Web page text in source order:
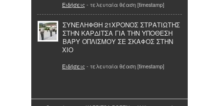
Ειδήσεις - τελευταία θέαση [timestamp]
ΣΥΝΕΛΗΦΘΗ 21ΧΡΟΝΟΣ ΣΤΡΑΤΙΩΤΗΣ
ΣΤΗΝ ΚΑΡΔΙΤΣΑ ΓΙΑ ΤΗΝ ΥΠΟΘΕΣΗ
ΒΑΡΥ ΟΠΛΙΣΜΟΥ ΣΕ ΣΚΑΦΟΣ ΣΤΗΝ
ΧΙΟ
Ειδήσεις - τελευταία θέαση [timestamp]